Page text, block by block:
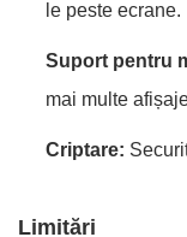
le peste ecrane.
Suport pentru
mai multe
Criptare:
Limitări